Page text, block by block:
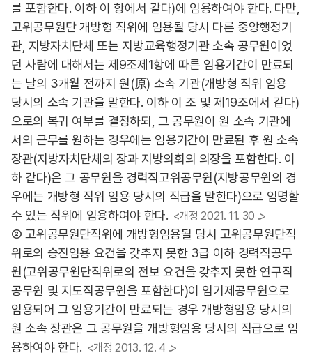
를 포함한다. 이하 이 항에서 같다)에 임용하여야 한다. 다만,
고위공무원단 개방형 직위에 임용될 당시 다른 중앙행정기
관, 지방자치단체 또는 지방교육행정기관 소속 공무원이었
던 사람에 대해서는 제9조제1항에 따른 임용기간이 만료되
는 날의 3개월 전까지 원(原) 소속 기관(개방형 직위 임용
당시의 소속 기관을 말한다. 이하 이 조 및 제19조에서 같다)
으로의 복귀 여부를 결정하되, 그 공무원이 원 소속 기관에
서의 근무를 원하는 경우에는 임용기간이 만료된 후 원 소속
장관(지방자치단체의 장과 지방의회의 의장을 포함한다. 이
하 같다)은 그 공무원을 경력직고위공무원(지방공무원의 경
우에는 개방형 직위 임용 당시의 직급을 말한다)으로 임명할
수 있는 직위에 임용하여야 한다. <개정 2021. 11. 30 .>
② 고위공무원단직위에 개방형임용될 당시 고위공무원단직
위로의 승진임용 요건을 갖추지 못한 3급 이하 경력직공무
원(고위공무원단직위로의 전보 요건을 갖추지 못한 연구직
공무원 및 지도직공무원을 포함한다)이 임기제공무원으로
임용되어 그 임용기간이 만료되는 경우 개방형임용 당시의
원 소속 장관은 그 공무원을 개방형임용 당시의 직급으로 임
용하여야 한다. <개정 2013. 12. 4 .>